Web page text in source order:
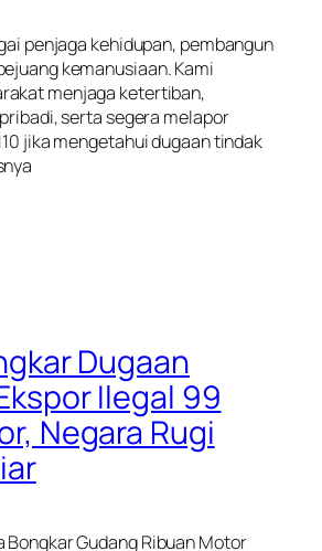
penjaga kehidupan, pembangun
kemanusiaan. Kami
menjaga ketertiban,
serta segera melapor
jika mengetahui dugaan tindak
Dugaan
Ilegal 99
Negara Rugi
Bongkar Gudang Ribuan Motor